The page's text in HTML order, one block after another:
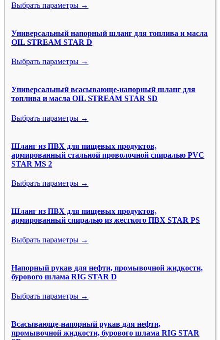
Выбрать параметры →
Универсальный напорный шланг для топлива и масла
OIL STREAM STAR D
Выбрать параметры →
Универсальный всасывающе-напорный шланг для
топлива и масла OIL STREAM STAR SD
Выбрать параметры →
Шланг из ПВХ для пищевых продуктов,
армированный стальной проволочной спиралью PVC
STAR MS 2
Выбрать параметры →
Шланг из ПВХ для пищевых продуктов,
армированный спиралью из жесткого ПВХ STAR PS
Выбрать параметры →
Напорный рукав для нефти, промывочной жидкости,
бурового шлама RIG STAR D
Выбрать параметры →
Всасывающе-напорный рукав для нефти,
промывочной жидкости, бурового шлама RIG STAR